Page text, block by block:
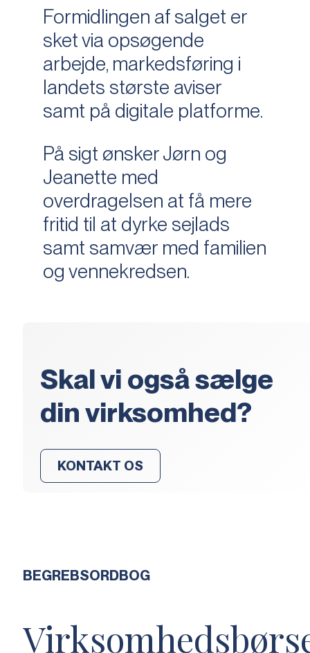
Formidlingen af salget er
sket via opsøgende
arbejde, markedsføring i
landets største aviser
samt på digitale platforme.
På sigt ønsker Jørn og
Jeanette med
overdragelsen at få mere
fritid til at dyrke sejlads
samt samvær med familien
og vennekredsen.
Skal vi også sælge
din virksomhed?
KONTAKT OS
BEGREBSORDBOG